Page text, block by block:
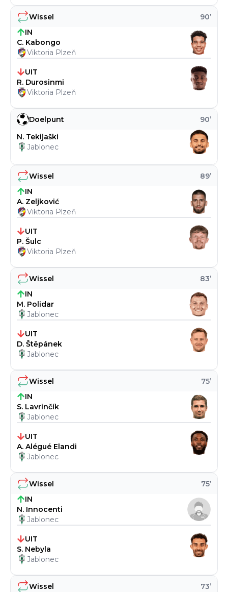
Wissel 73’
Wissel 75’
IN
N. Innocenti
Jablonec
UIT
S. Nebyla
Jablonec
Wissel 75’
IN
S. Lavrinčík
Jablonec
UIT
A. Alégué Elandi
Jablonec
Wissel 83’
IN
M. Polidar
Jablonec
UIT
D. Štěpánek
Jablonec
Wissel 89’
IN
A. Zeljković
Viktoria Plzeň
UIT
P. Šulc
Viktoria Plzeň
Doelpunt 90’
N. Tekijaški
Jablonec
Wissel 90’
IN
C. Kabongo
Viktoria Plzeň
UIT
R. Durosinmi
Viktoria Plzeň